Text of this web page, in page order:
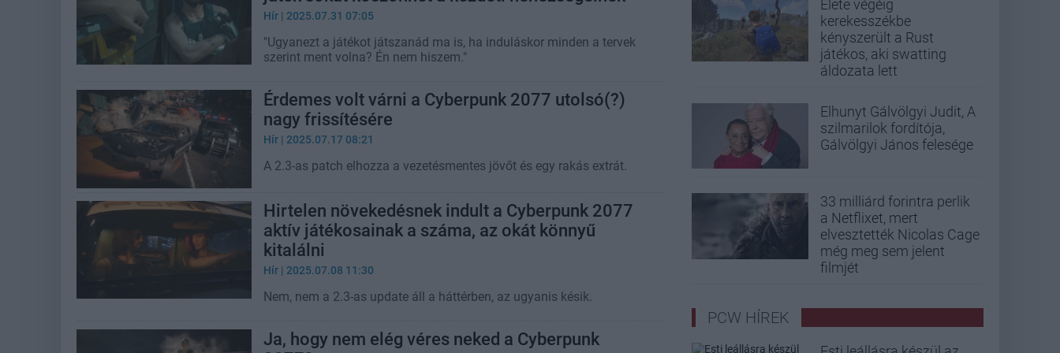
Hír | 2025.07.31 07:05
"Ugyanezt a játékot játszanád ma is, ha induláskor minden a tervek
szerint ment volna? Én nem hiszem."
Érdemes volt várni a Cyberpunk 2077 utolsó(?)
nagy frissítésére
Hír | 2025.07.17 08:21
A 2.3-as patch elhozza a vezetésmentes jövőt és egy rakás extrát.
Hirtelen növekedésnek indult a Cyberpunk 2077
aktív játékosainak a száma, az okát könnyű
kitalálni
Hír | 2025.07.08 11:30
Nem, nem a 2.3-as update áll a háttérben, az ugyanis késik.
Ja, hogy nem elég véres neked a Cyberpunk
Élete végéig
kerekesszékbe
kényszerült a Rust
játékos, aki swatting
áldozata lett
Elhunyt Gálvölgyi Judit, A
szilmarilok fordítója,
Gálvölgyi János felesége
33 milliárd forintra perlik
a Netflixet, mert
elvesztették Nicolas Cage
még meg sem jelent
filmjét
PCW HÍREK